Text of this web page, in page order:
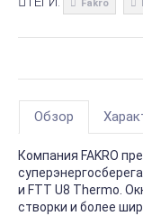
Fakro
Обзор
Компания FAKRO
и FTT U8 Thermo.
створки и более